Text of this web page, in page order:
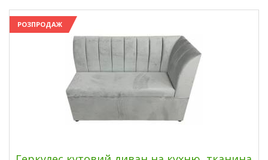
РОЗПРОДАЖ